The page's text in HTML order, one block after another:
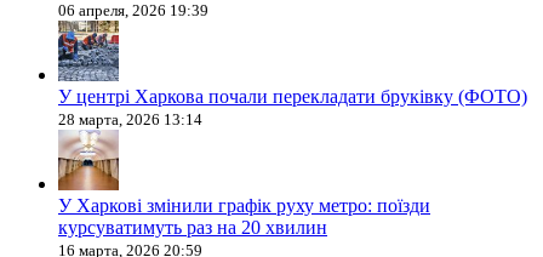
06 апреля, 2026 19:39
У центрі Харкова почали перекладати бруківку (ФОТО)
28 марта, 2026 13:14
У Харкові змінили графік руху метро: поїзди
курсуватимуть раз на 20 хвилин
16 марта, 2026 20:59